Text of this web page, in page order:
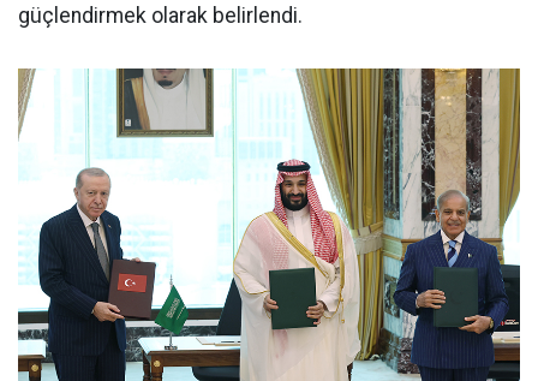
güçlendirmek olarak belirlendi.